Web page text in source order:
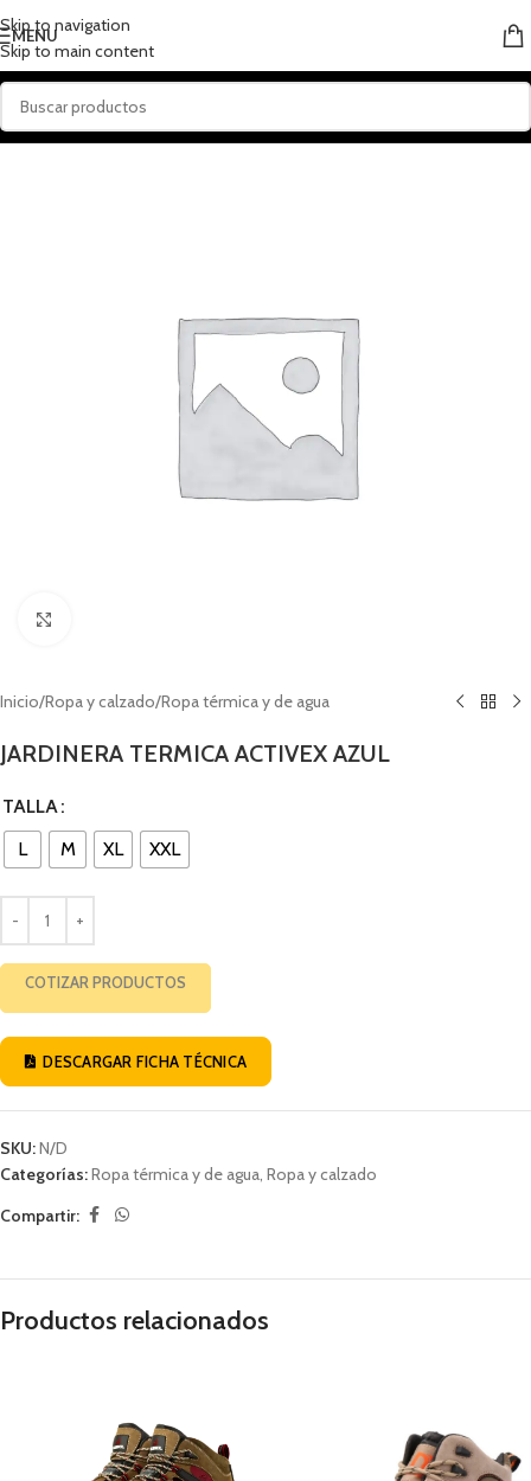
Skip to navigation
Skip to main content
MENU
Inicio/Ropa y calzado/Ropa térmica y de agua
JARDINERA TERMICA ACTIVEX AZUL
TALLA
L
M XL XXL
COTIZAR PRODUCTOS
DESCARGAR FICHA TÉCNICA
SKU:N/D
Categorías:Ropa térmica y de agua, Ropa y calzado
Compartir:
Productos relacionados